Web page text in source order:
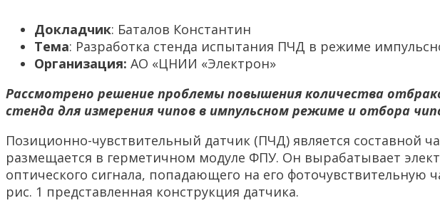
Докладчик: Баталов Константин
Тема: Разработка стенда испытания ПЧД в режиме
Организация: АО «ЦНИИ «Электрон»
Рассмотрено решение проблемы повышения количества
стенда для измерения чипов в импульсном режиме и отбора
Позиционно-чувствительный датчик (ПЧД) является составной
размещается в герметичном модуле ФПУ. Он вырабатывает
оптического сигнала, попадающего на его
рис. 1 представленная конструкция датчика.